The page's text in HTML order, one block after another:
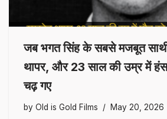
जब भगत सिंह के सबसे मजबूत
थापर, और 23 साल की उम्र में
चढ़ गए
by Old is Gold Films May 20, 2026